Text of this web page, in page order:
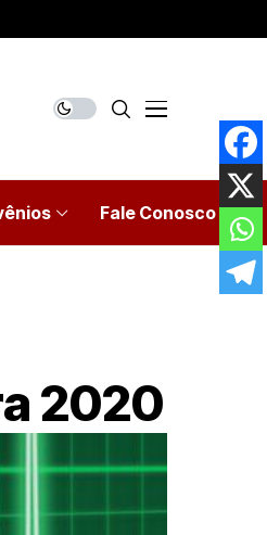
Fale Conosco
2020